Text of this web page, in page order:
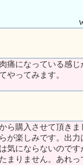
痛になっている感
やってみます。
ら購入させて頂き
が楽しみです。出
気にならないので
まりません。あれ